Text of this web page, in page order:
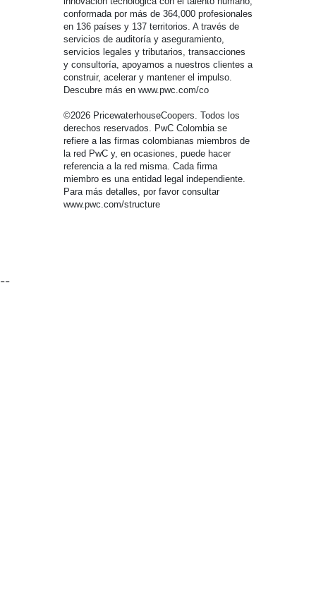
conformada por más de 364,000 profesionales
en 136 países y 137 territorios. A través de
servicios de auditoría y aseguramiento,
servicios legales y tributarios, transacciones
y consultoría, apoyamos a nuestros clientes a
construir, acelerar y mantener el impulso.
Descubre más en www.pwc.com/co
©2026 PricewaterhouseCoopers. Todos los
derechos reservados. PwC Colombia se
refiere a las firmas colombianas miembros de
la red PwC y, en ocasiones, puede hacer
referencia a la red misma. Cada firma
miembro es una entidad legal independiente.
Para más detalles, por favor consultar
www.pwc.com/structure
--